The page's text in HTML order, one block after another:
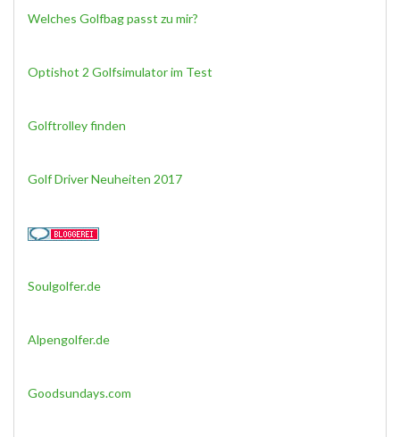
Welches Golfbag passt zu mir?
Optishot 2 Golfsimulator im Test
Golftrolley finden
Golf Driver Neuheiten 2017
Soulgolfer.de
Alpengolfer.de
Goodsundays.com